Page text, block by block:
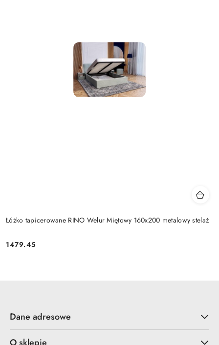
Łóżko tapicerowane RINO Welur Miętowy 160x200 metalowy stelaż
Cena:
1479.45
Dane adresowe